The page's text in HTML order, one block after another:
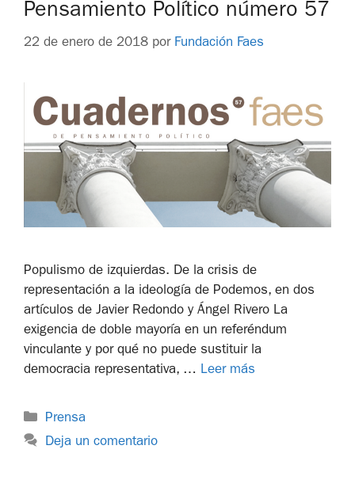
Pensamiento Político número 57
22 de enero de 2018 por Fundación Faes
Populismo de izquierdas. De la crisis de
representación a la ideología de Podemos, en dos
artículos de Javier Redondo y Ángel Rivero La
exigencia de doble mayoría en un referéndum
vinculante y por qué no puede sustituir la
democracia representativa, … Leer más
Prensa
Deja un comentario